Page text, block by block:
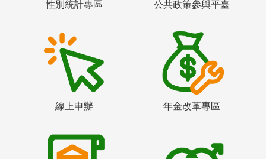
性別統計專區 公共政策參與平臺
線上申辦 年金改革專區